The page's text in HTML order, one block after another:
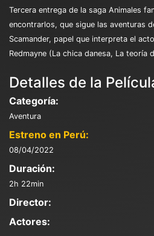
Tercera entrega de la saga Animales
encontrarlos, que sigue las aventuras
Scamander, papel que interpreta el
Redmayne (La chica danesa, La teoría
Detalles de la
Categoría:
Aventura
Estreno en Perú:
08/04/2022
Duración:
2h 22min
Director:
Actores: